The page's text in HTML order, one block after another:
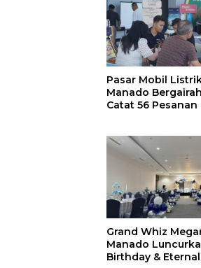
Pasar Mobil
Manado
Catat 56 Pesanan
Grand Whiz
Manado
Birthday &